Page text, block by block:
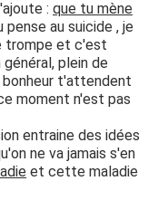
: que tu mène
au suicide , je
trompe et c'est
plein de
t'attendent
moment n'est pas
entraine des idées
ne va jamais s'en
et cette maladie